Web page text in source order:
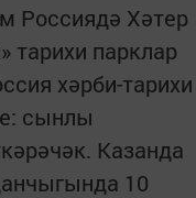
Россиядә Хәтер
парклар
хәрби-тарихи
сынлы
Казанда
10